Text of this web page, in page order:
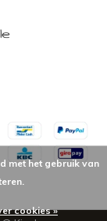
met het gebruik van
cookies »